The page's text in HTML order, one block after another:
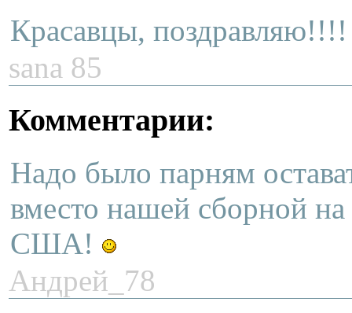
Красавцы, поздравляю!!!!
sana 85
Комментарии:
Надо было парням
вместо нашей сборной
США!
Андрей_78